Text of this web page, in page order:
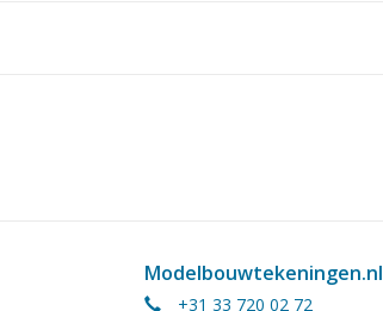
Modelbouwtekeningen.nl
+31 33 720 02 72